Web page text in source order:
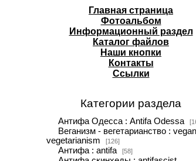
Главная страница
Фотоальбом
Информационный раздел
Каталог файлов
Наши кнопки
Контакты
Ссылки
Категории раздела
Антифа Одесса : Antifa Odessa
Веганизм - вегетарианство :
vegetarianism
[126]
Антифа : antifa [58]